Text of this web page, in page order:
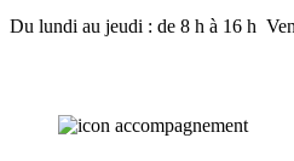
Du lundi au jeudi : de 8 h à 16 h